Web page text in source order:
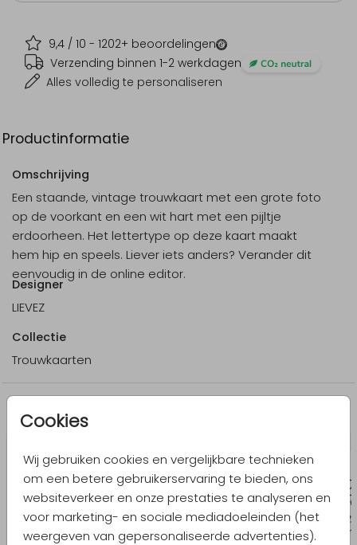
Cookies
Wij gebruiken cookies en vergelijkbare technieken
om een betere gebruikerservaring te bieden, ons
websiteverkeer en onze prestaties te analyseren en
voor marketing- en sociale mediadoeleinden (het
weergeven van gepersonaliseerde advertenties).
9,4 / 10 - 1202+ beoordelingen
Verzending binnen 1-2 werkdagen
Alles volledig te personaliseren
Productinformatie
Omschrijving
Een staande, vintage trouwkaart met een grote foto
op de voorkant en een wit hart met een pijltje
erdoorheen. Het lettertype op deze kaart maakt
hem hip en speels. Liever iets anders? Verander dit
eenvoudig in de online editor.
Designer
LIEVEZ
Collectie
Trouwkaarten
Meer in dezelfde stijl